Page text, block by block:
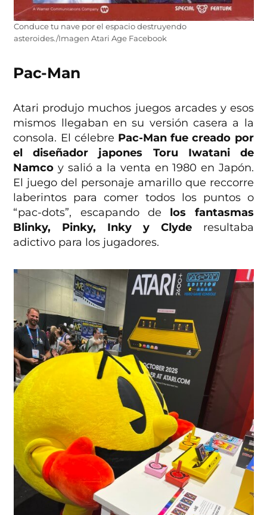
Conduce tu nave por el espacio destruyendo
asteroides./Imagen Atari Age Facebook
Pac-Man
Atari produjo muchos juegos arcades y esos
mismos llegaban en su versión casera a la
consola. El célebre Pac-Man fue creado por
el diseñador japones Toru Iwatani de
Namco y salió a la venta en 1980 en Japón.
El juego del personaje amarillo que reccorre
laberintos para comer todos los puntos o
“pac-dots”, escapando de los fantasmas
Blinky, Pinky, Inky y Clyderesultaba
adictivo para los jugadores.